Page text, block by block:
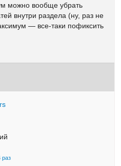
можно вообще убрать
внутри раздела (ну, раз не
— все-таки пофиксить
раз